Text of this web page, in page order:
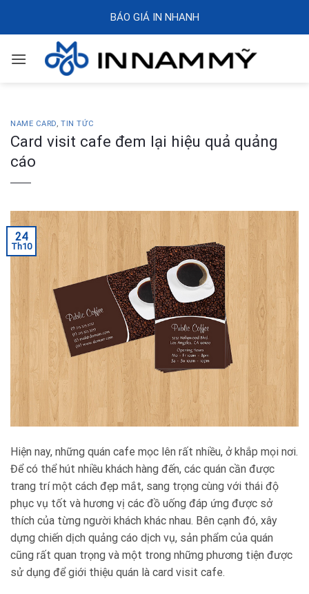
BÁO GIÁ IN NHANH
NAME CARD,TIN TỨC
Card visit cafe đem lại hiệu quả quảng
cáo
24
Th10
Hiện nay, những quán cafe mọc lên rất nhiều, ở khắp mọi nơi.
Để có thể hút nhiều khách hàng đến, các quán cần được
trang trí một cách đẹp mắt, sang trọng cùng với thái độ
phục vụ tốt và hương vị các đồ uống đáp ứng được sở
thích của từng người khách khác nhau. Bên cạnh đó, xây
dựng chiến dịch quảng cáo dịch vụ, sản phẩm của quán
cũng rất quan trọng và một trong những phương tiện được
sử dụng để giới thiệu quán là card visit cafe.